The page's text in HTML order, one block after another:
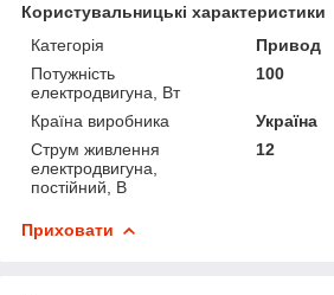
Користувальницькі характеристики
Категорія
Привод
Потужність
електродвигуна, Вт
100
Країна виробника
Україна
Струм живлення
електродвигуна,
постійний, В
12
Приховати